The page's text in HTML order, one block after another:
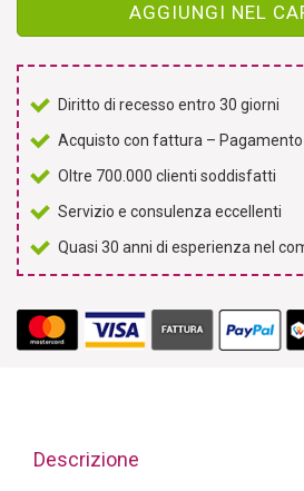
AGGIUNGI NEL
Diritto di recesso entro 30 giorni
Acquisto con fattura –
Oltre 700.000 clienti soddisfatti
Servizio e consulenza eccellenti
Quasi 30 anni di esperienza nel
Descrizione